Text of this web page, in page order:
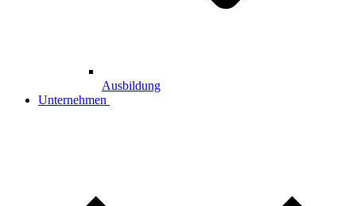
Ausbildung
Unternehmen